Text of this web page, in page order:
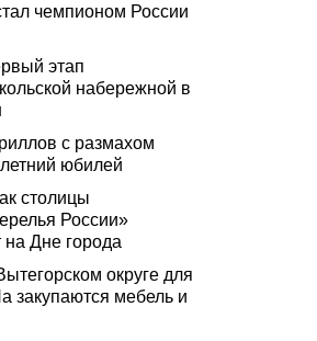
чемпионом России
этап
набережной в
с размахом
юбилей
столицы
России»
на Дне города
округе для
закупаются мебель и